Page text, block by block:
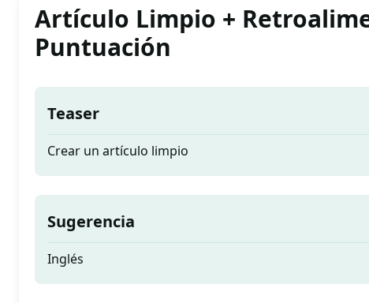
Artículo Limpio +
Puntuación
Teaser
Crear un artículo limpio
Sugerencia
Inglés